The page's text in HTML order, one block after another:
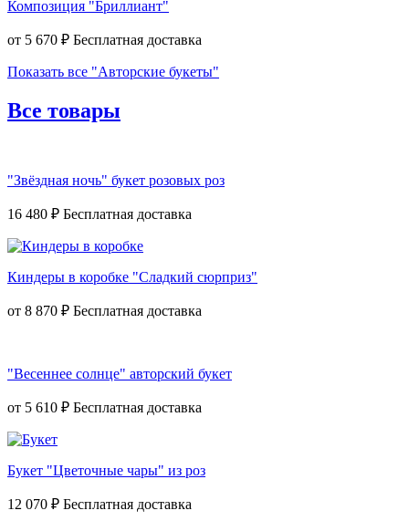
Композиция "Бриллиант"
от 5 670 ₽
Показать все "Авторские букеты"
Все товары
"Звёздная ночь" букет розовых роз
16 480 ₽
Киндеры в коробке "Сладкий сюрприз"
от 8 870 ₽
"Весеннее солнце" авторский букет
от 5 610 ₽
Букет "Цветочные чары" из роз
12 070 ₽